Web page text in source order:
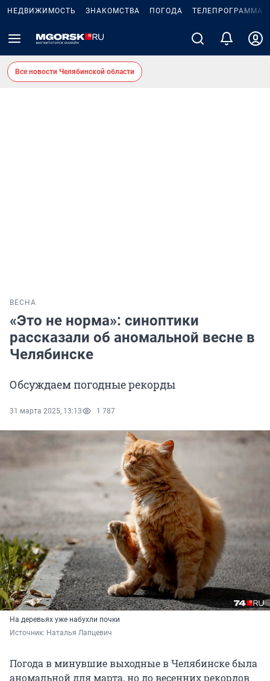
НЕДВИЖИМОСТЬ ЗНАКОМСТВА ПОГОДА ТЕЛЕПРОГРАММА
Все новости Челябинской области
ВЕСНА
«Это не норма»: синоптики
рассказали об аномальной весне в
Челябинске
Обсуждаем погодные рекорды
31 марта 2025, 13:13 1 787
На деревьях уже набухли почки
Источник: Наталья Лапцевич
Погода в минувшие выходные в Челябинске была
аномальной для марта, но до весенних рекордов